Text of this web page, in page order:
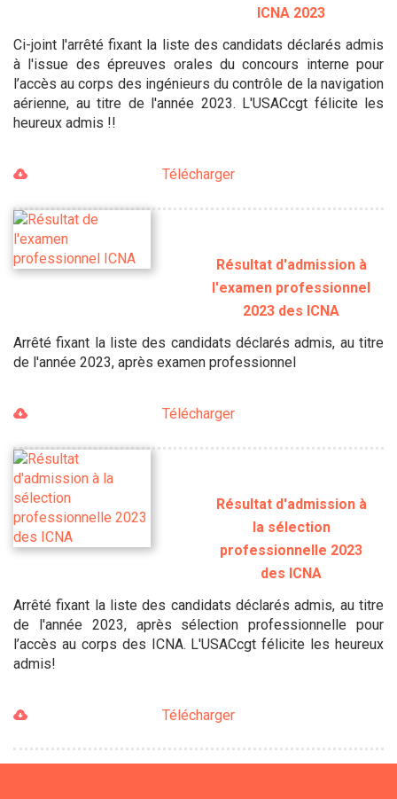
ICNA 2023
Ci-joint l'arrêté fixant la liste des candidats déclarés admis
à l'issue des épreuves orales du concours interne pour
l’accès au corps des ingénieurs du contrôle de la navigation
aérienne, au titre de l'année 2023. L'USACcgt félicite les
heureux admis !!
Télécharger
Résultat d'admission à
l'examen professionnel
2023 des ICNA
Arrêté fixant la liste des candidats déclarés admis, au titre
de l'année 2023, après examen professionnel
Télécharger
Résultat d'admission à
la sélection
professionnelle 2023
des ICNA
Arrêté fixant la liste des candidats déclarés admis, au titre
de l'année 2023, après sélection professionnelle pour
l’accès au corps des ICNA. L'USACcgt félicite les heureux
admis!
Télécharger